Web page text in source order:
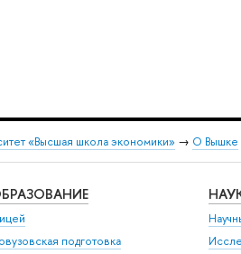
«Высшая школа экономики» → О Вышке
подготовка